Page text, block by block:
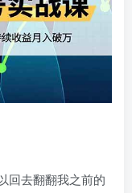
回去翻翻我之前的